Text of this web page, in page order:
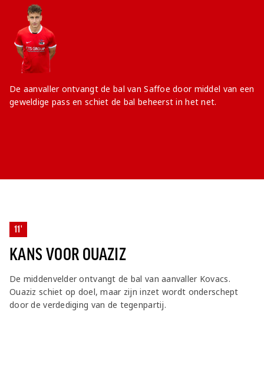
De aanvaller ontvangt de bal van Saffoe door middel van een
geweldige pass en schiet de bal beheerst in het net.
11'
KANS VOOR OUAZIZ
De middenvelder ontvangt de bal van aanvaller Kovacs.
Ouaziz schiet op doel, maar zijn inzet wordt onderschept
door de verdediging van de tegenpartij.